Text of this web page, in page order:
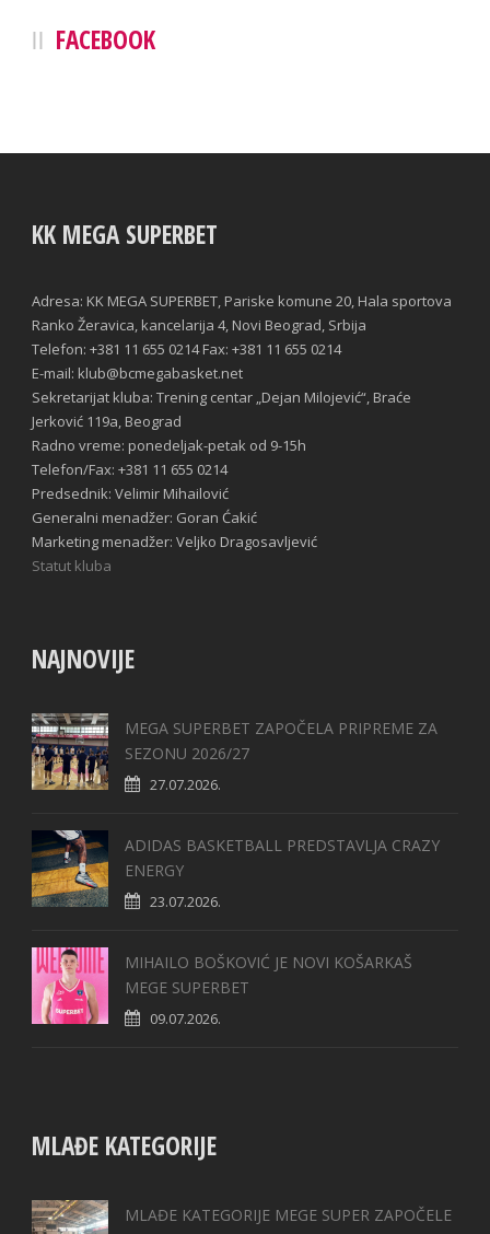
FACEBOOK
KK MEGA SUPERBET
Adresa: KK MEGA SUPERBET, Pariske komune 20, Hala sportova
Ranko Žeravica, kancelarija 4, Novi Beograd, Srbija
Telefon: +381 11 655 0214 Fax: +381 11 655 0214
E-mail: klub@bcmegabasket.net
Sekretarijat kluba: Trening centar „Dejan Milojević“, Braće
Jerković 119a, Beograd
Radno vreme: ponedeljak-petak od 9-15h
Telefon/Fax: +381 11 655 0214
Predsednik: Velimir Mihailović
Generalni menadžer: Goran Ćakić
Marketing menadžer: Veljko Dragosavljević
Statut kluba
NAJNOVIJE
MEGA SUPERBET ZAPOČELA PRIPREME ZA
SEZONU 2026/27
27.07.2026.
ADIDAS BASKETBALL PREDSTAVLJA CRAZY
ENERGY
23.07.2026.
MIHAILO BOŠKOVIĆ JE NOVI KOŠARKAŠ
MEGE SUPERBET
09.07.2026.
MLAĐE KATEGORIJE
MLAĐE KATEGORIJE MEGE SUPER ZAPOČELE